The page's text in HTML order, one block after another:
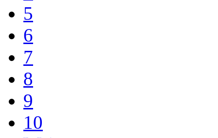
5
6
7
8
9
10